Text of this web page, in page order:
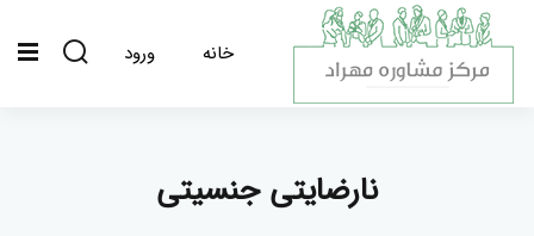
خانه ورود
نارضایتی جنسیتی